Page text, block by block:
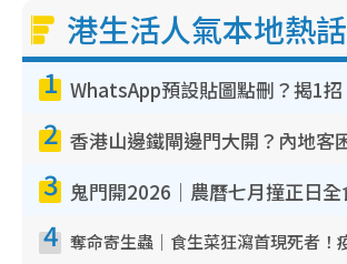
港生活人氣本地熱話
1
2
3
4